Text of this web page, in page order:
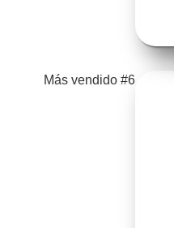
Más vendido #6